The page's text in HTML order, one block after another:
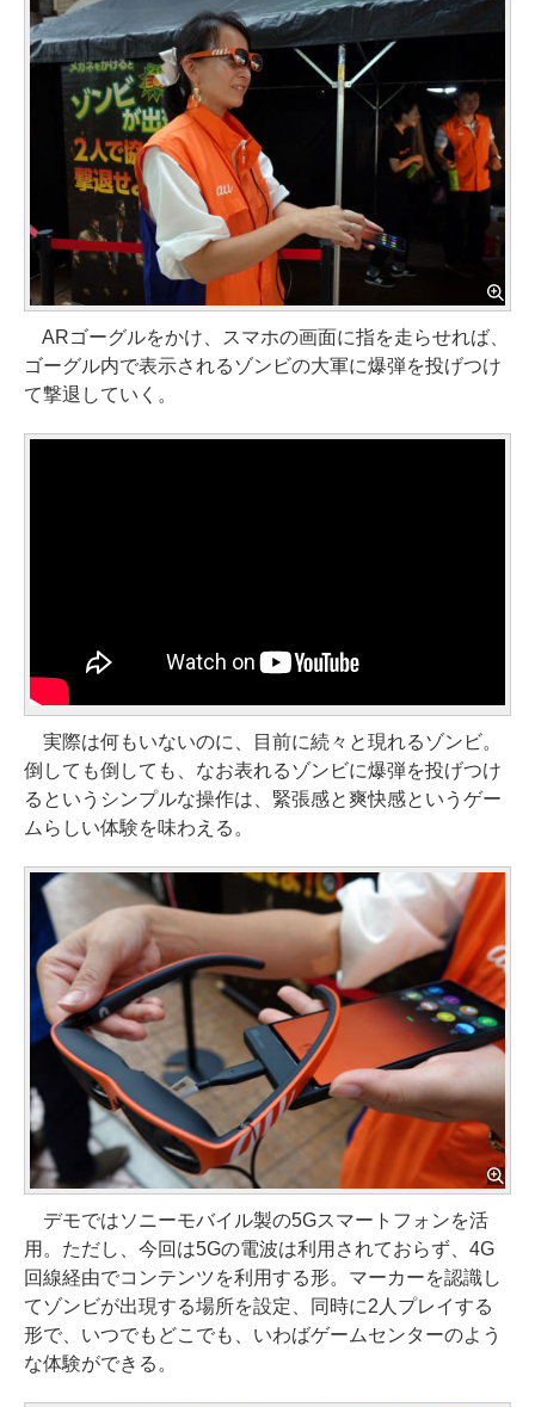
ARゴーグルをかけ、スマホの画面に指を走らせれば、
ゴーグル内で表示されるゾンビの大軍に爆弾を投げつけ
て撃退していく。
実際は何もいないのに、目前に続々と現れるゾンビ。
倒しても倒しても、なお表れるゾンビに爆弾を投げつけ
るというシンプルな操作は、緊張感と爽快感というゲー
ムらしい体験を味わえる。
デモではソニーモバイル製の5Gスマートフォンを活
用。ただし、今回は5Gの電波は利用されておらず、4G
回線経由でコンテンツを利用する形。マーカーを認識し
てゾンビが出現する場所を設定、同時に2人プレイする
形で、いつでもどこでも、いわばゲームセンターのよう
な体験ができる。